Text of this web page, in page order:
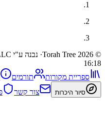
· נבנה ע"י Turn Byte LLC
מקורות תורמים אודות
היכרות צור קשר פרטיות